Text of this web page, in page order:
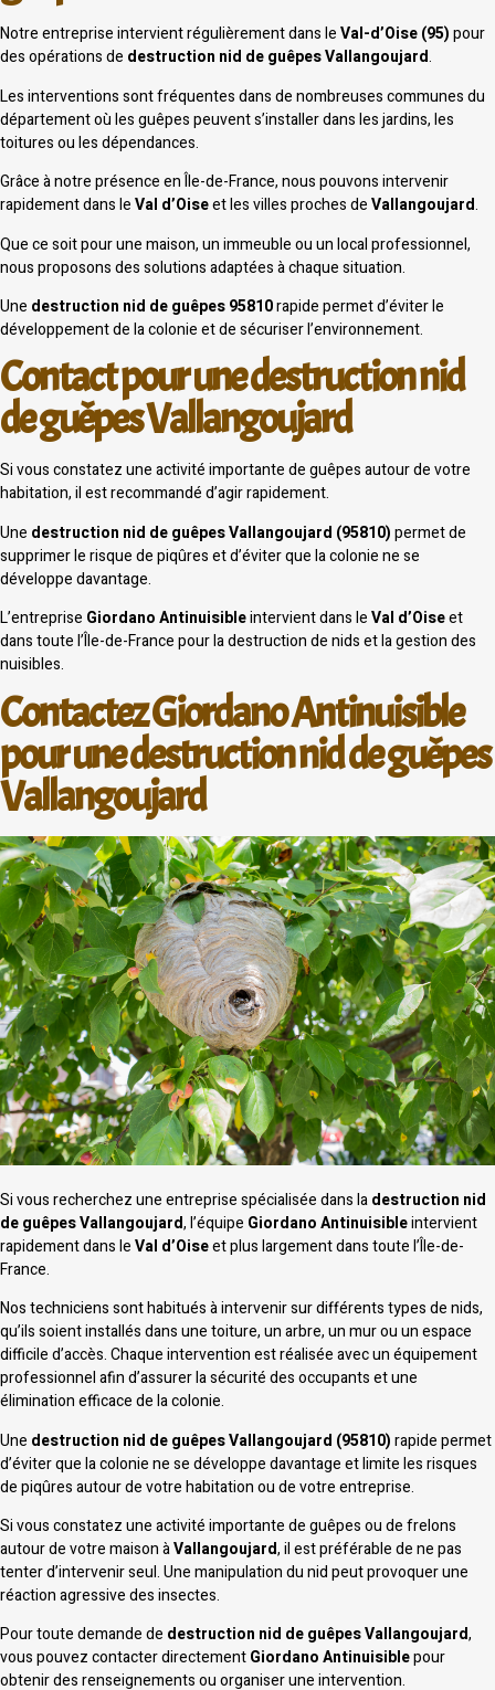
Notre entreprise intervient régulièrement dans leVal-d’Oise (95)pour
des opérations de destruction nid de guêpes Vallangoujard.
Les interventions sont fréquentes dans de nombreuses communes du
département où les guêpes peuvent s’installer dans les jardins, les
toitures ou les dépendances.
Grâce à notre présence en Île-de-France, nous pouvons intervenir
rapidement dans leVal d’Oiseet les villes proches deVallangoujard.
Que ce soit pour une maison, un immeuble ou un local professionnel,
nous proposons des solutions adaptées à chaque situation.
Une destruction nid de guêpes 95810rapide permet d’éviter le
développement de la colonie et de sécuriser l’environnement.
Contact pour une destruction nid
de guêpes Vallangoujard
Si vous constatez une activité importante de guêpes autour de votre
habitation, il est recommandé d’agir rapidement.
Une destruction nid de guêpes Vallangoujard (95810)permet de
supprimer le risque de piqûres et d’éviter que la colonie ne se
développe davantage.
L’entreprise Giordano Antinuisibleintervient dans leVal d’Oiseet
dans toute l’Île-de-France pour la destruction de nids et la gestion des
nuisibles.
Contactez Giordano Antinuisible
pour une destruction nid de guêpes
Vallangoujard
Si vous recherchez une entreprise spécialisée dans ladestruction nid
de guêpes Vallangoujard, l’équipe Giordano Antinuisibleintervient
rapidement dans leVal d’Oiseet plus largement dans toute l’Île-de-
France.
Nos techniciens sont habitués à intervenir sur différents types de nids,
qu’ils soient installés dans une toiture, un arbre, un mur ou un espace
difficile d’accès. Chaque intervention est réalisée avec un équipement
professionnel afin d’assurer la sécurité des occupants et une
élimination efficace de la colonie.
Une destruction nid de guêpes Vallangoujard (95810)rapide permet
d’éviter que la colonie ne se développe davantage et limite les risques
de piqûres autour de votre habitation ou de votre entreprise.
Si vous constatez une activité importante de guêpes ou de frelons
autour de votre maison àVallangoujard, il est préférable de ne pas
tenter d’intervenir seul. Une manipulation du nid peut provoquer une
réaction agressive des insectes.
Pour toute demande de destruction nid de guêpes Vallangoujard,
vous pouvez contacter directementGiordano Antinuisiblepour
obtenir des renseignements ou organiser une intervention.